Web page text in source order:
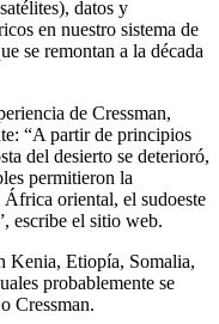
datos y
en nuestro sistema de
se remontan a la década
de Cressman,
“A partir de principios
del desierto se deterioró,
permitieron la
oriental, el sudoeste
escribe el sitio web.
Kenia, Etiopía, Somalia,
probablemente se
Cressman.